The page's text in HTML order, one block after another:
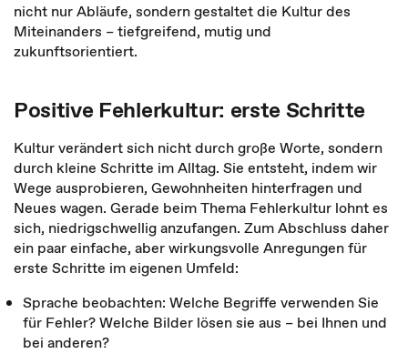
nicht nur Abläufe, sondern gestaltet die Kultur des
Miteinanders – tiefgreifend, mutig und
zukunftsorientiert.
Positive Fehlerkultur: erste Schritte
Kultur verändert sich nicht durch große Worte, sondern
durch kleine Schritte im Alltag. Sie entsteht, indem wir
Wege ausprobieren, Gewohnheiten hinterfragen und
Neues wagen. Gerade beim Thema Fehlerkultur lohnt es
sich, niedrigschwellig anzufangen. Zum Abschluss daher
ein paar einfache, aber wirkungsvolle Anregungen für
erste Schritte im eigenen Umfeld:
Sprache beobachten: Welche Begriffe ver­wenden Sie
für Fehler? Welche Bilder lösen sie aus – bei Ihnen und
bei anderen?